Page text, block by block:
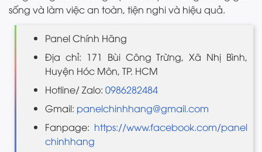
sống và làm việc an toàn, tiện nghi và hiệu quả.
Panel Chính Hãng
Địa chỉ: 171 Bùi Công Trừng, Xã Nhị Bình,
Huyện Hóc Môn, TP. HCM
Hotline/ Zalo: 0986282484
Gmail: panelchinhhang@gmail.com
Fanpage: https://www.facebook.com/panel
chinhhang